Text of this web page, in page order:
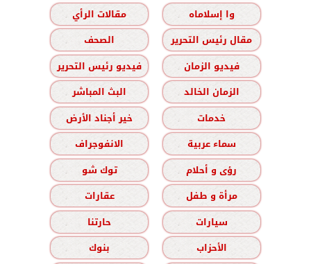
وا إسلاماه
مقالات الرأي
مقال رئيس التحرير
الصحف
فيديو الزمان
فيديو رئيس التحرير
الزمان الخالد
البث المباشر
خدمات
خير أجناد الأرض
سماء عربية
الانفوجراف
رؤى و أحلام
توك شو
مرأة و طفل
عقارات
سيارات
حارتنا
الأحزاب
بنوك